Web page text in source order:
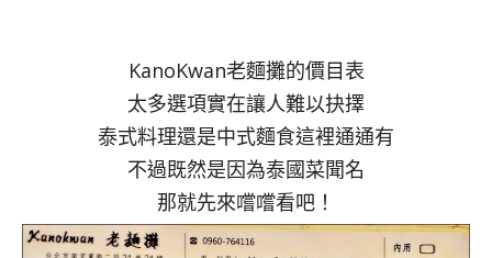
KanoKwan老麵攤的價目表
太多選項實在讓人難以抉擇
泰式料理還是中式麵食這裡通通有
不過既然是因為泰國菜聞名
那就先來嚐嚐看吧！